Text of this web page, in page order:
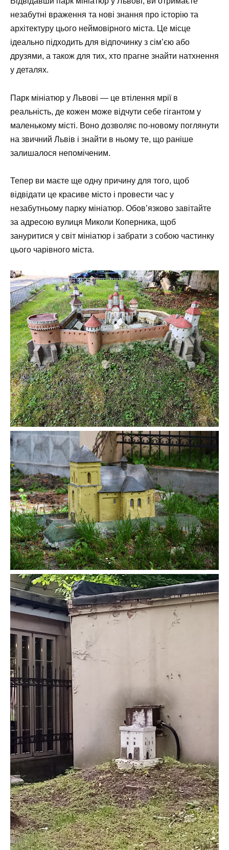
незабутні враження та нові знання про історію та
архітектуру цього неймовірного міста. Це місце
ідеально підходить для відпочинку з сім’єю або
друзями, а також для тих, хто прагне знайти натхнення
у деталях.
Парк мініатюр у Львові — це втілення мрії в
реальність, де кожен може відчути себе гігантом у
маленькому місті. Воно дозволяє по-новому поглянути
на звичний Львів і знайти в ньому те, що раніше
залишалося непоміченим.
Тепер ви маєте ще одну причину для того, щоб
відвідати це красиве місто і провести час у
незабутньому парку мініатюр. Обов’язково завітайте
за адресою вулиця Миколи Коперника, щоб
зануритися у світ мініатюр і забрати з собою частинку
цього чарівного міста.